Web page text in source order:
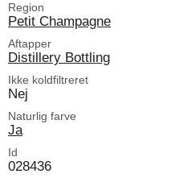
Region
Petit Champagne
Aftapper
Distillery Bottling
Ikke koldfiltreret
Nej
Naturlig farve
Ja
Id
028436